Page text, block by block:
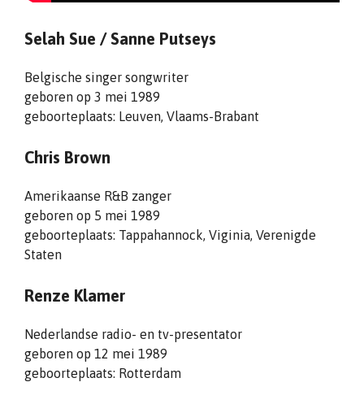
Selah Sue / Sanne Putseys
Belgische singer songwriter
geboren op 3 mei 1989
geboorteplaats: Leuven, Vlaams-Brabant
Chris Brown
Amerikaanse R&B zanger
geboren op 5 mei 1989
geboorteplaats: Tappahannock, Viginia, Verenigde
Staten
Renze Klamer
Nederlandse radio- en tv-presentator
geboren op 12 mei 1989
geboorteplaats: Rotterdam